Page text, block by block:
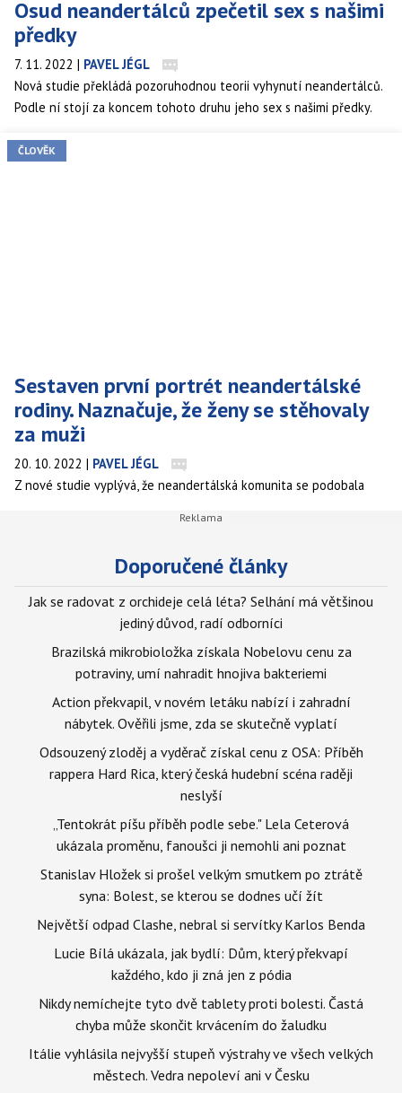
Osud neandertálců zpečetil sex s našimi
předky
7. 11. 2022 | PAVEL JÉGL
Nová studie překládá pozoruhodnou teorii vyhynutí neandertálců.
Podle ní stojí za koncem tohoto druhu jeho sex s našimi předky.
ČLOVĚK
Sestaven první portrét neandertálské
rodiny. Naznačuje, že ženy se stěhovaly
za muži
20. 10. 2022 | PAVEL JÉGL
Z nové studie vyplývá, že neandertálská komunita se podobala
Doporučené články
Jak se radovat z orchideje celá léta? Selhání má většinou
jediný důvod, radí odborníci
Brazilská mikrobioložka získala Nobelovu cenu za
potraviny, umí nahradit hnojiva bakteriemi
Action překvapil, v novém letáku nabízí i zahradní
nábytek. Ověřili jsme, zda se skutečně vyplatí
Odsouzený zloděj a vyděrač získal cenu z OSA: Příběh
rappera Hard Rica, který česká hudební scéna raději
neslyší
„Tentokrát píšu příběh podle sebe." Lela Ceterová
ukázala proměnu, fanoušci ji nemohli ani poznat
Stanislav Hložek si prošel velkým smutkem po ztrátě
syna: Bolest, se kterou se dodnes učí žít
Největší odpad Clashe, nebral si servítky Karlos Benda
Lucie Bílá ukázala, jak bydlí: Dům, který překvapí
každého, kdo ji zná jen z pódia
Nikdy nemíchejte tyto dvě tablety proti bolesti. Častá
chyba může skončit krvácením do žaludku
Itálie vyhlásila nejvyšší stupeň výstrahy ve všech velkých
městech. Vedra nepoleví ani v Česku